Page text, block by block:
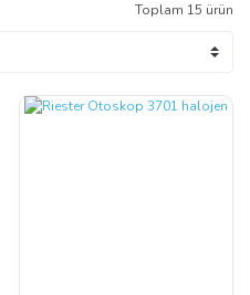
Toplam 15 ürün